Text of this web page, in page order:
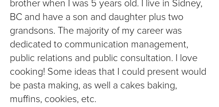
brother when I was 5 years old. I live in Sidney,
BC and have a son and daughter plus two
grandsons. The majority of my career was
dedicated to communication management,
public relations and public consultation. I love
cooking! Some ideas that I could present would
be pasta making, as well a cakes baking,
muffins, cookies, etc.